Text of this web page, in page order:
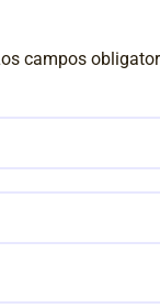
campos